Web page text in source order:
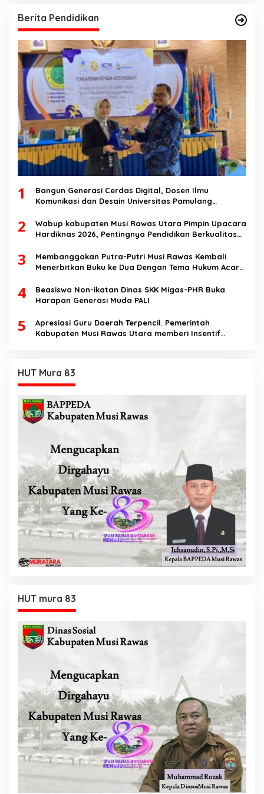
Berita Pendidikan
1
Bangun Generasi Cerdas Digital, Dosen Ilmu
Komunikasi dan Desain Universitas Pamulang
Speech di SMK Ikhlas Jawilan
2
Wabup kabupaten Musi Rawas Utara Pimpin Upacara
Hardiknas 2026, Pentingnya Pendidikan Berkualitas
3
Membanggakan Putra-Putri Musi Rawas Kembali
Menerbitkan Buku ke Dua Dengan Tema Hukum Acara
4
Beasiswa Non-ikatan Dinas SKK Migas-PHR Buka
Harapan Generasi Muda PALI
5
Apresiasi Guru Daerah Terpencil. Pemerintah
Kabupaten Musi Rawas Utara memberi Insentif
HUT Mura 83
HUT mura 83